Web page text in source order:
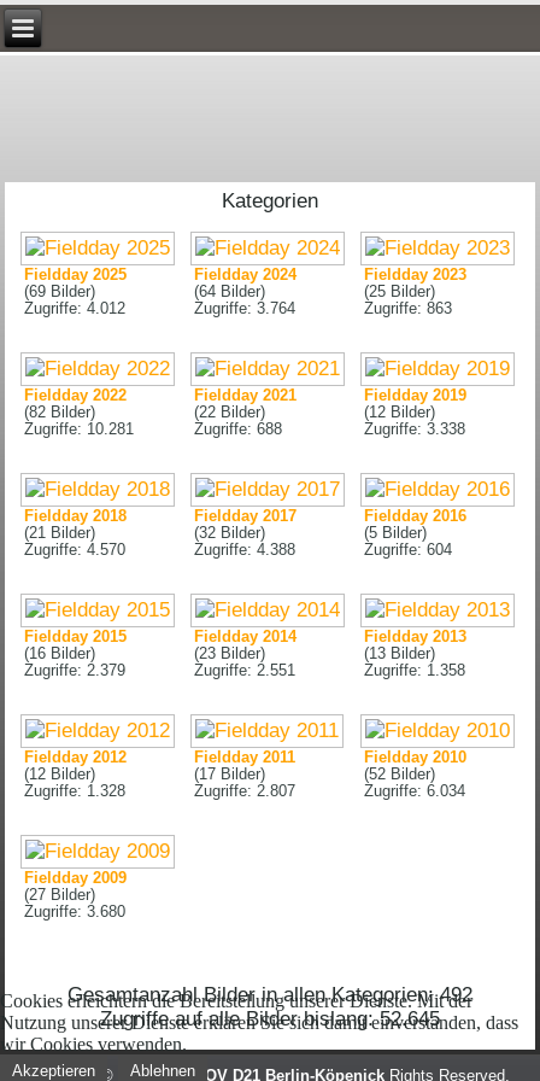
Kategorien
Fieldday 2025
(69 Bilder)
Zugriffe: 4.012
Fieldday 2024
(64 Bilder)
Zugriffe: 3.764
Fieldday 2023
(25 Bilder)
Zugriffe: 863
Fieldday 2022
(82 Bilder)
Zugriffe: 10.281
Fieldday 2021
(22 Bilder)
Zugriffe: 688
Fieldday 2019
(12 Bilder)
Zugriffe: 3.338
Fieldday 2018
(21 Bilder)
Zugriffe: 4.570
Fieldday 2017
(32 Bilder)
Zugriffe: 4.388
Fieldday 2016
(5 Bilder)
Zugriffe: 604
Fieldday 2015
(16 Bilder)
Zugriffe: 2.379
Fieldday 2014
(23 Bilder)
Zugriffe: 2.551
Fieldday 2013
(13 Bilder)
Zugriffe: 1.358
Fieldday 2012
(12 Bilder)
Zugriffe: 1.328
Fieldday 2011
(17 Bilder)
Zugriffe: 2.807
Fieldday 2010
(52 Bilder)
Zugriffe: 6.034
Fieldday 2009
(27 Bilder)
Zugriffe: 3.680
Gesamtanzahl Bilder in allen Kategorien: 492
Zugriffe auf alle Bilder bislang: 52.645
Copyright © 2026DARC OV D21 Berlin-Köpenick Rights Reserved.
Cookies erleichtern die Bereitstellung unserer Dienste. Mit der
Nutzung unserer Dienste erklären Sie sich damit einverstanden, dass
wir Cookies verwenden.
Akzeptieren Ablehnen